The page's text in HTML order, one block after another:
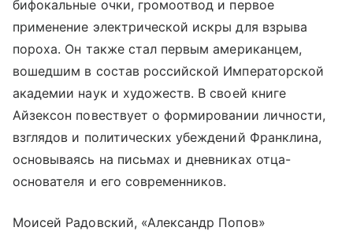
бифокальные очки, громоотвод и первое
применение электрической искры для взрыва
пороха. Он также стал первым американцем,
вошедшим в состав российской Императорской
академии наук и художеств. В своей книге
Айзексон повествует о формировании личности,
взглядов и политических убеждений Франклина,
основываясь на письмах и дневниках отца-
основателя и его современников.
Моисей Радовский, «Александр Попов»